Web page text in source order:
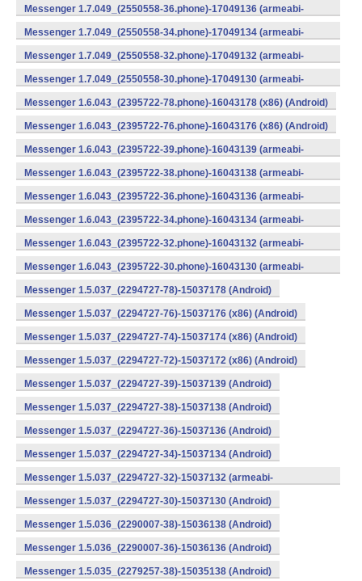
v7a) (Android)
Messenger 1.7.049_(2550558-36.phone)-17049136 (armeabi-
v7a) (Android)
Messenger 1.7.049_(2550558-34.phone)-17049134 (armeabi-
v7a) (Android)
Messenger 1.7.049_(2550558-32.phone)-17049132 (armeabi-
v7a) (Android)
Messenger 1.7.049_(2550558-30.phone)-17049130 (armeabi-
v7a) (Android)
Messenger 1.6.043_(2395722-78.phone)-16043178 (x86) (Android)
Messenger 1.6.043_(2395722-76.phone)-16043176 (x86) (Android)
Messenger 1.6.043_(2395722-39.phone)-16043139 (armeabi-
v7a) (Android)
Messenger 1.6.043_(2395722-38.phone)-16043138 (armeabi-
v7a) (Android)
Messenger 1.6.043_(2395722-36.phone)-16043136 (armeabi-
v7a) (Android)
Messenger 1.6.043_(2395722-34.phone)-16043134 (armeabi-
v7a) (Android)
Messenger 1.6.043_(2395722-32.phone)-16043132 (armeabi-
v7a) (Android)
Messenger 1.6.043_(2395722-30.phone)-16043130 (armeabi-
v7a) (Android)
Messenger 1.5.037_(2294727-78)-15037178 (Android)
Messenger 1.5.037_(2294727-76)-15037176 (x86) (Android)
Messenger 1.5.037_(2294727-74)-15037174 (x86) (Android)
Messenger 1.5.037_(2294727-72)-15037172 (x86) (Android)
Messenger 1.5.037_(2294727-39)-15037139 (Android)
Messenger 1.5.037_(2294727-38)-15037138 (Android)
Messenger 1.5.037_(2294727-36)-15037136 (Android)
Messenger 1.5.037_(2294727-34)-15037134 (Android)
Messenger 1.5.037_(2294727-32)-15037132 (armeabi-
v7a) (Android)
Messenger 1.5.037_(2294727-30)-15037130 (Android)
Messenger 1.5.036_(2290007-38)-15036138 (Android)
Messenger 1.5.036_(2290007-36)-15036136 (Android)
Messenger 1.5.035_(2279257-38)-15035138 (Android)